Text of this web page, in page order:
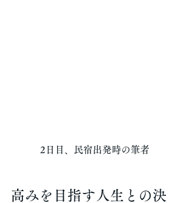
2日目、民宿出発時の筆者
高みを目指す人生との決